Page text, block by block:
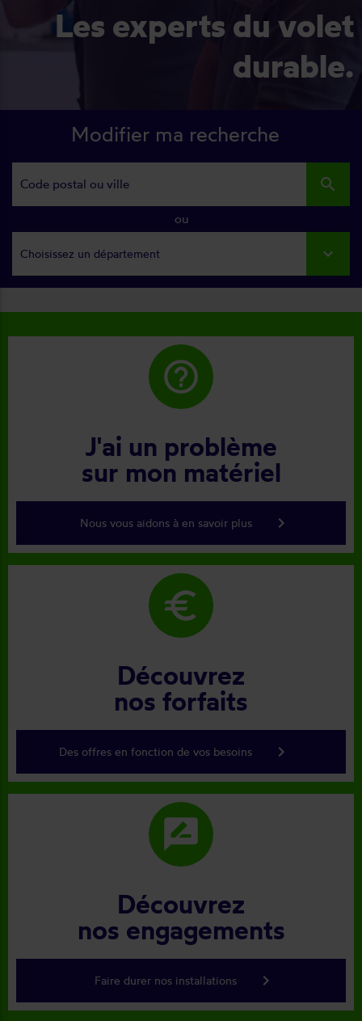
Les experts du volet
durable.
Modifier ma recherche
search
ou
Choisissez un département
help_outline
J'ai un problème
sur mon matériel
Nous vous aidons à en savoir plus keyboard_arrow_right
euro
Découvrez
nos forfaits
Des offres en fonction de vos besoins keyboard_arrow_right
rate_review
Découvrez
nos engagements
Faire durer nos installations keyboard_arrow_right